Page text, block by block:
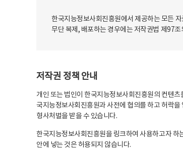
한국지능정보사회진흥원에서 제공하는 모든
무단 복제, 배포하는 경우에는 저작권법 제97
저작권 정책 안내
개인 또는 법인이 한국지능정보사회진흥원의 컨텐
국지능정보사회진흥원과 사전에 협의를 하고 허락
형사처벌을 받을 수 있습니다.
한국지능정보사회진흥원을 링크하여 사용하고자
안에 넣는 것은 허용되지 않습니다.